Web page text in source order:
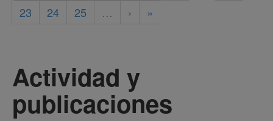
23
24 25 … › »
Actividad y
publicaciones